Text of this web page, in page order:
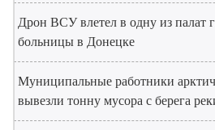
Дрон ВСУ влетел в одну из палат
больницы в Донецке
Муниципальные работники
вывезли тонну мусора с берега